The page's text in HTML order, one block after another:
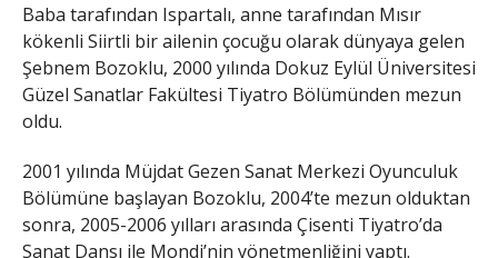
Baba tarafından Ispartalı, anne tarafından Mısır
kökenli Siirtli bir ailenin çocuğu olarak dünyaya gelen
Şebnem Bozoklu, 2000 yılında Dokuz Eylül Üniversitesi
Güzel Sanatlar Fakültesi Tiyatro Bölümünden mezun
oldu.
2001 yılında Müjdat Gezen Sanat Merkezi Oyunculuk
Bölümüne başlayan Bozoklu, 2004’te mezun olduktan
sonra, 2005-2006 yılları arasında Çisenti Tiyatro’da
Sanat Dansı ile Mondi’nin yönetmenliğini yaptı.